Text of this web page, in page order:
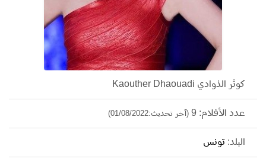
كوثر الذوادي Kaouther Dhaouadi
عدد الأفلام: 9 (آخر تحديث:01/08/2022)
البلد: تونس